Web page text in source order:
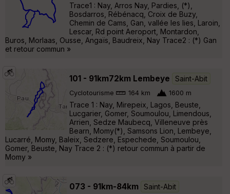
Trace1 : Nay, Arros Nay, Pardies, (*),
Bosdarros, Rébénacq, Croix de Buzy,
Chemin de Cams, Gan, vallée les lies, Laroin,
Lescar, Rd point Aeroport, Montardon,
Buros, Morlaas, Ousse, Angaïs, Baudreix, Nay Trace2 : (*) Gan
et retour commun »
101 - 91km72km Lembeye Saint-Abit
Cyclotourisme 164 km 1600 m
Trace 1 : Nay, Mirepeix, Lagos, Beuste,
Lucgarier, Gomer, Soumoulou, Limendous,
Arrien, Sedze Maubecq, Villeneuve près
Bearn, Momy(*), Samsons Lion, Lembeye,
Lucarré, Momy, Baleix, Sedzere, Espechede, Soumoulou,
Gomer, Beuste, Nay Trace 2 : (*) retour commun à partir de
Momy »
073 - 91km-84km Saint-Abit